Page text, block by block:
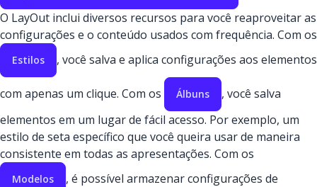
O LayOut inclui diversos recursos para você reaproveitar as
configurações e o conteúdo usados com frequência. Com os
Estilos , você salva e aplica configurações aos elementos
com apenas um clique. Com os Álbuns
, você salva
elementos em um lugar de fácil acesso. Por exemplo, um
estilo de seta específico que você queira usar de maneira
consistente em todas as apresentações. Com os
Modelos
, é possível armazenar configurações de